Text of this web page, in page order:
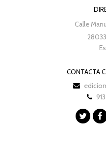
Calle
28033
CONTACTA